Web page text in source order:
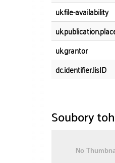
uk.file-availability
uk.grantor
dc.identifier.lisID
Soubory